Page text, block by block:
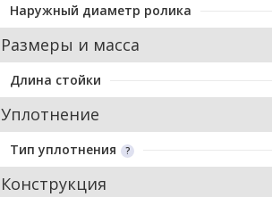
Наружный диаметр ролика
Размеры и масса
Длина стойки
Уплотнение
Тип уплотнения
Конструкция